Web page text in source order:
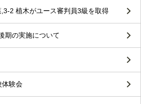
,3-2 植木がユース審判員3級を取得
期の実施について
体験会